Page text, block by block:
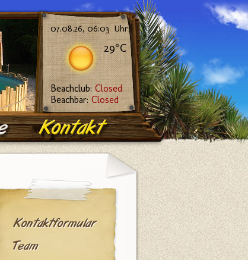
07.08.26, 06:03 Uhr:
29°C
Beachclub:Closed
Beachbar: Closed
Kontaktformular
Team